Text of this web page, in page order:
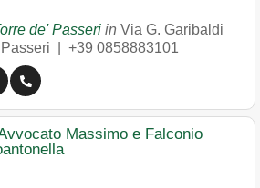
de' Passeri in Via G. Garibaldi
+39 0858883101
Massimo e Falconio